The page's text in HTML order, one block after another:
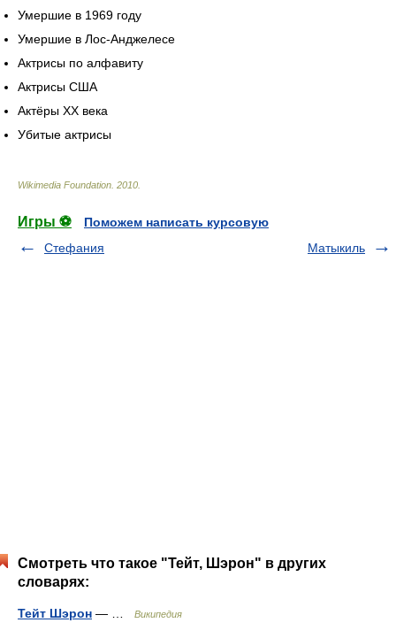
Умершие в 1969 году
Умершие в Лос-Анджелесе
Актрисы по алфавиту
Актрисы США
Актёры XX века
Убитые актрисы
Wikimedia Foundation 2010
Игры ⚽
Поможем написать курсовую
Стефания
Матыкиль
Смотреть что такое "Тейт, Шэрон" в других
словарях:
Тейт Шэрон — … Википедия